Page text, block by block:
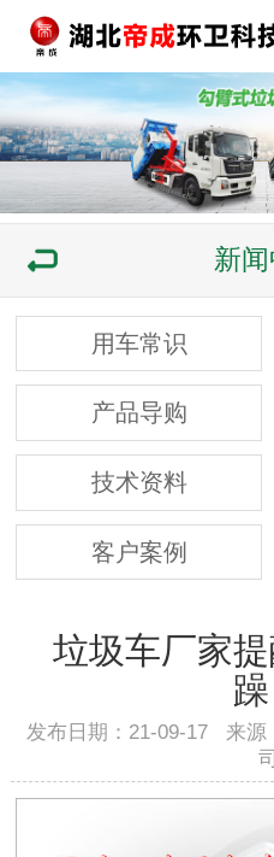
新
用车常识
产品导购
技术资料
客户案例
垃圾车厂家
躁
发布日期：21-09-17 来源
司